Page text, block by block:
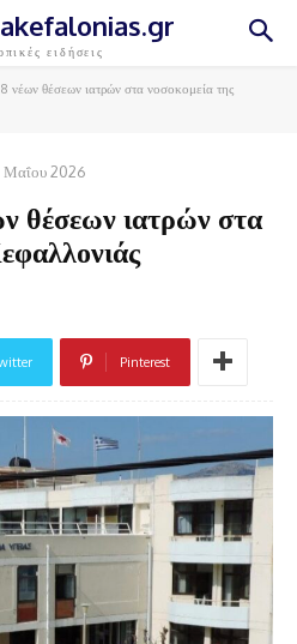
ειδήσεις
νέων θέσεων ιατρών στα νοσοκομεία της
Μαΐου 2026
θέσεων ιατρών στα
Pinterest